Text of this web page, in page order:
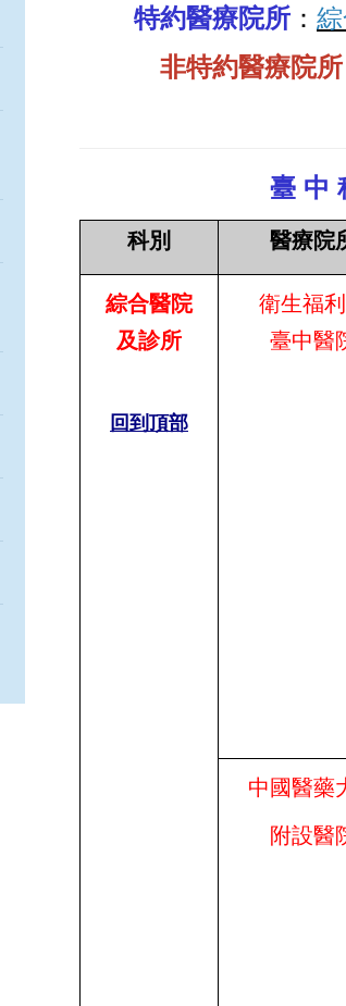
特約醫療院所 ：
非特約醫療院所
臺 中
科別 醫療院
綜合醫院
及診所
回到頂部
衛生福
臺中醫
中國醫藥
附設醫